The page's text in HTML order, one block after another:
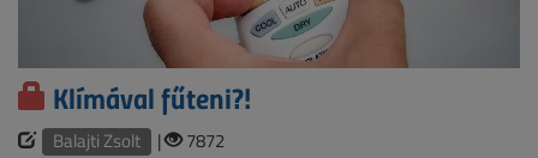
Klímával fűteni?!
Balajti Zsolt |
7872